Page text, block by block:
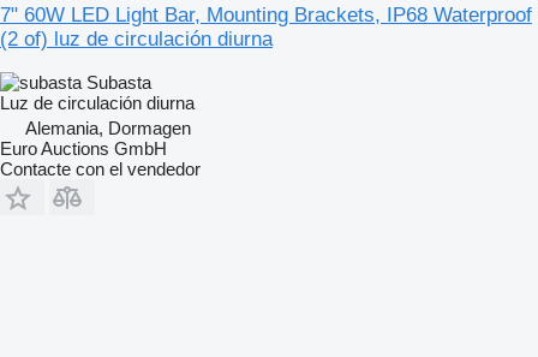
7" 60W LED Light Bar, Mounting Brackets, IP68 Waterproof
(2 of) luz de circulación diurna
Subasta
Luz de circulación diurna
Alemania, Dormagen
Euro Auctions GmbH
Contacte con el vendedor